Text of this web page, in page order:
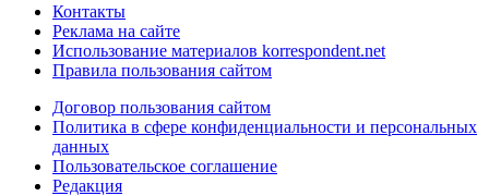
Контакты
Реклама на сайте
Использование материалов korrespondent.net
Правила пользования сайтом
Договор пользования сайтом
Политика в сфере конфиденциальности и персональных
данных
Пользовательское соглашение
Редакция